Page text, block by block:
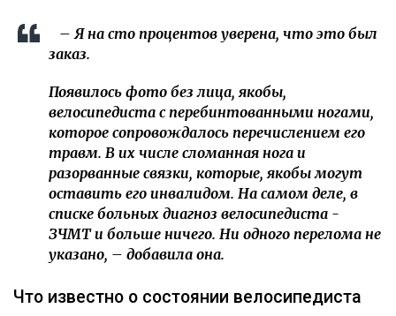
– Я на сто процентов уверена, что это был
заказ.
Появилось фото без лица, якобы,
велосипедиста с перебинтованными ногами,
которое сопровождалось перечислением его
травм. В их числе сломанная нога и
разорванные связки, которые, якобы могут
оставить его инвалидом. На самом деле, в
списке больных диагноз велосипедиста -
ЗЧМТ и больше ничего. Ни одного перелома не
указано, – добавила она.
Что известно о состоянии велосипедиста